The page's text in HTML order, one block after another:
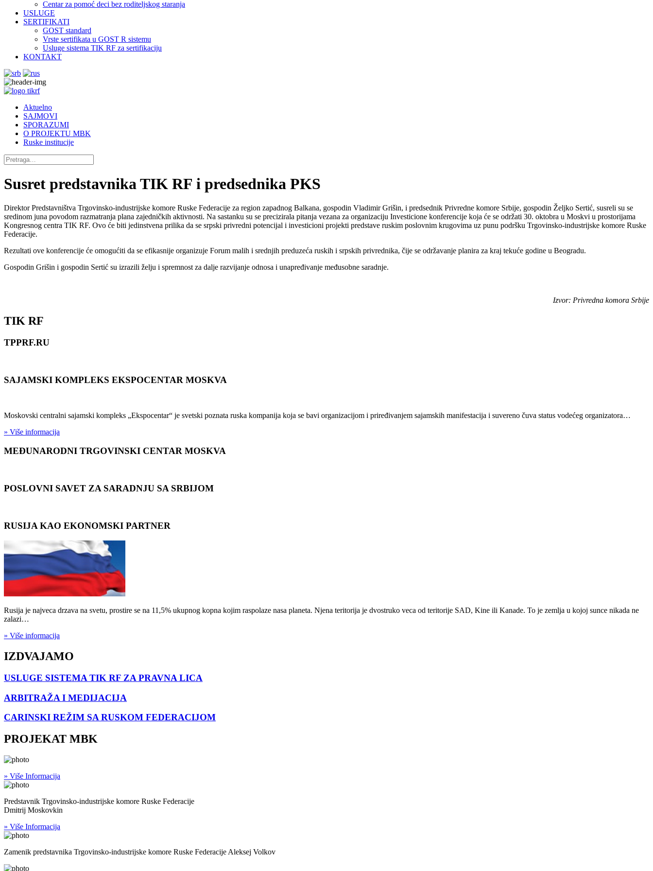
Centar za pomoć deci bez roditeljskog staranja
USLUGE
SERTIFIKATI
GOST standard
Vrste sertifikata u GOST R sistemu
Usluge sistema TIK RF za sertifikaciju
KONTAKT
Aktuelno
SAJMOVI
SPORAZUMI
O PROJEKTU MBK
Ruske institucije
Susret predstavnika TIK RF i predsednika PKS
Direktor Predstavništva Trgovinsko-industrijske komore Ruske Federacije za region zapadnog Balkana, gospodin Vladimir Grišin, i predsednik Privredne komore Srbije, gospodin Željko Sertić, susreli su se
sredinom juna povodom razmatranja plana zajedničkih aktivnosti. Na sastanku su se precizirala pitanja vezana za organizaciju Investicione konferencije koja će se održati 30. oktobra u Moskvi u prostorijama
Kongresnog centra TIK RF. Ovo će biti jedinstvena prilika da se srpski privredni potencijal i investicioni projekti predstave ruskim poslovnim krugovima uz punu podršku Trgovinsko-industrijske komore Ruske
Federacije.
Rezultati ove konferencije će omogućiti da se efikasnije organizuje Forum malih i srednjih preduzeća ruskih i srpskih privrednika, čije se održavanje planira za kraj tekuće godine u Beogradu.
Gospodin Grišin i gospodin Sertić su izrazili želju i spremnost za dalje razvijanje odnosa i unapređivanje međusobne saradnje.
Izvor: Privredna komora Srbije
TIK RF
TPPRF.RU
SAJAMSKI KOMPLEKS EKSPOCENTAR MOSKVA
Moskovski centralni sajamski kompleks „Ekspocentar“ je svetski poznata ruska kompanija koja se bavi organizacijom i priređivanjem sajamskih manifestacija i suvereno čuva status vodećeg organizatora…
» Više informacija
MEĐUNARODNI TRGOVINSKI CENTAR MOSKVA
POSLOVNI SAVET ZA SARADNJU SA SRBIJOM
RUSIJA KAO EKONOMSKI PARTNER
Rusija je najveca drzava na svetu, prostire se na 11,5% ukupnog kopna kojim raspolaze nasa planeta. Njena teritorija je dvostruko veca od teritorije SAD, Kine ili Kanade. To je zemlja u kojoj sunce nikada ne
zalazi…
» Više informacija
IZDVAJAMO
USLUGE SISTEMA TIK RF ZA PRAVNA LICA
ARBITRAŽA I MEDIJACIJA
CARINSKI REŽIM SA RUSKOM FEDERACIJOM
PROJEKAT MBK
» Više Informacija
Predstavnik Trgovinsko-industrijske komore Ruske Federacije
Dmitrij Moskovkin
» Više Informacija
Zamenik predstavnika Trgovinsko-industrijske komore Ruske Federacije Aleksej Volkov